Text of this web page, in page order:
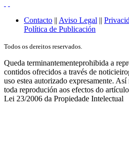
Contacto || Aviso Legal ||
Política de Publicación
Todos os dereitos reservados.
Queda terminantementeprohibida a
contidos ofrecidos a través de
uso estea autorizado expresamente.
toda reprodución aos efectos do
Lei 23/2006 da Propiedade Intelectual